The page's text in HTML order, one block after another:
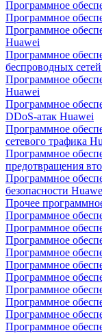
Программное
Программное
Программное
Huawei
Программное
беспроводных
Программное
Huawei
Программное
DDoS-атак Huawei
Программное
сетевого трафика
Программное
предотвращения
Программное
безопасности
Прочее
Программное
Программное
Программное
Программное
Программное
Программное
Программное
Программное
Программное
Программное